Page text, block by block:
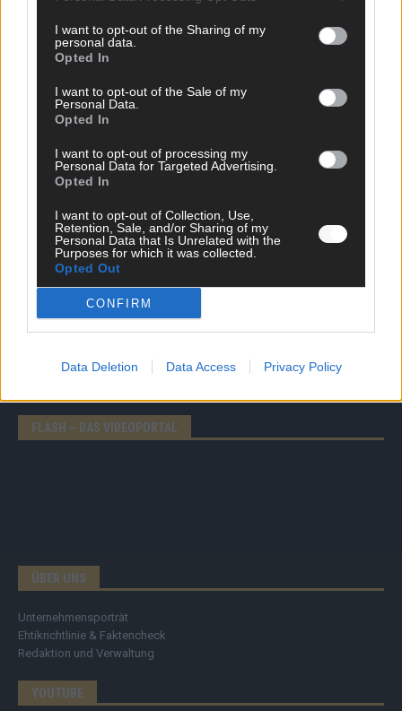
I want to opt-out of the Sharing of my
personal data.
Opted In
I want to opt-out of the Sale of my
Personal Data.
Opted In
I want to opt-out of processing my
Personal Data for Targeted Advertising.
Opted In
I want to opt-out of Collection, Use,
Retention, Sale, and/or Sharing of my
Personal Data that Is Unrelated with the
Purposes for which it was collected.
Opted Out
CONFIRM
Data Deletion Data Access Privacy Policy
Politik & Co
Tipps & Tricks
Brainpower
Specials
Streams & Storys
FLASH – DAS VIDEOPORTAL
ÜBER UNS
Unternehmensporträt
Ehtikrichtlinie & Faktencheck
Redaktion und Verwaltung
YOUTUBE